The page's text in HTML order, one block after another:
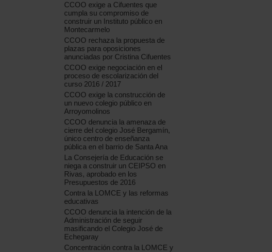
CCOO exige a Cifuentes que
cumpla su compromiso de
construir un Instituto público en
Montecarmelo
CCOO rechaza la propuesta de
plazas para oposiciones
anunciadas por Cristina Cifuentes
CCOO exige negociación en el
proceso de escolarización del
curso 2016 / 2017
CCOO exige la construcción de
un nuevo colegio público en
Arroyomolinos
CCOO denuncia la amenaza de
cierre del colegio José Bergamín,
único centro de enseñanza
pública en el barrio de Santa Ana
La Consejería de Educación se
niega a construir un CEIPSO en
Rivas, aprobado en los
Presupuestos de 2016
Contra la LOMCE y las reformas
educativas
CCOO denuncia la intención de la
Administración de seguir
masificando el Colegio José de
Echegaray
Concentración contra la LOMCE y